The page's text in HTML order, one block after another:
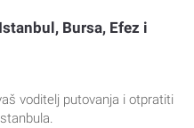
Bursa, Efez i
voditelj putovanja i otpratiti